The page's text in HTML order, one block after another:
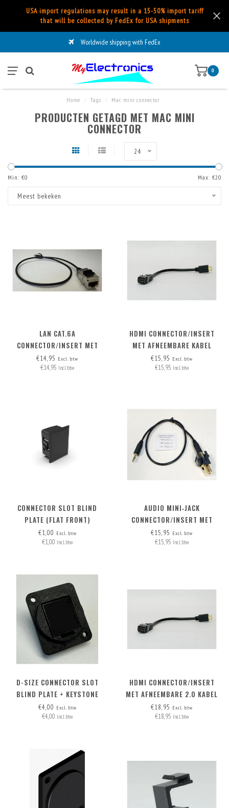
USA import regulations may result in a 15-50% import tariff
that will be collected by FedEx for USA shipments
Worldwide shipping with FedEx
0
Home Tags Mac mini connector
PRODUCTEN GETAGD MET MAC MINI
CONNECTOR
24
Min: €0 Max: €20
Meest bekeken
LAN CAT.6A
CONNECTOR/INSERT MET
AFNEEMBARE KABEL
€14,95 Excl. btw
€14,95 Incl. btw
HDMI CONNECTOR/INSERT
MET AFNEEMBARE KABEL
HDMI-A>HDMI-A
€15,95 Excl. btw
€15,95 Incl. btw
CONNECTOR SLOT BLIND
PLATE (FLAT FRONT)
€1,00 Excl. btw
€1,00 Incl. btw
AUDIO MINI‑JACK
CONNECTOR/INSERT MET
AFNEEMBARE KABEL
€15,95 Excl. btw
€15,95 Incl. btw
D-SIZE CONNECTOR SLOT
BLIND PLATE + KEYSTONE
OPTION
€4,00 Excl. btw
€4,00 Incl. btw
HDMI CONNECTOR/INSERT
MET AFNEEMBARE 2.0 KABEL
HDMI-A>HDMI-A
€18,95 Excl. btw
€18,95 Incl. btw